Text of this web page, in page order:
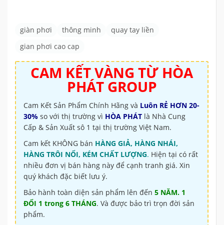
giàn phơi thông minh
quay tay liền
gian phơi cao cap
CAM KẾT VÀNG TỪ HÒA
PHÁT GROUP
Cam Kết Sản Phẩm Chính Hãng và Luôn RẺ HƠN 20-
30% so với thị trường vì HÒA PHÁT là Nhà Cung
Cấp & Sản Xuất sô 1 tại thị trường Việt Nam.
Cam kết KHÔNG bán HÀNG GIẢ, HÀNG NHÁI,
HÀNG TRÔI NỔI, KÉM CHẤT LƯỢNG. Hiện tại có rất
nhiều đơn vị bán hàng này để cạnh tranh giá. Xin
quý khách đặc biết lưu ý.
Bảo hành toàn diện sản phẩm lên đến 5 NĂM. 1
ĐỔI 1 trong 6 THÁNG. Và được bảo trì trọn đời sản
phẩm.